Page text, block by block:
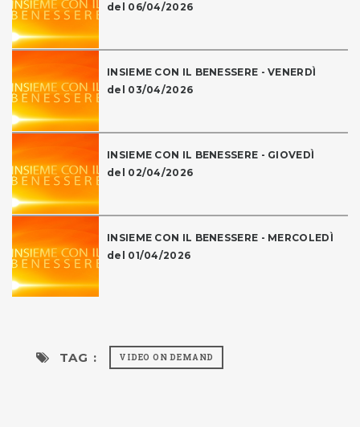
del 06/04/2026
INSIEME CON IL BENESSERE - VENERDÌ
del 03/04/2026
INSIEME CON IL BENESSERE - GIOVEDÌ
del 02/04/2026
INSIEME CON IL BENESSERE - MERCOLEDÌ
del 01/04/2026
TAG : VIDEO ON DEMAND